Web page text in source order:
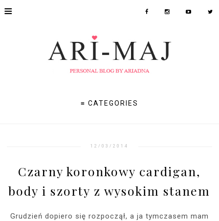
≡
≡ CATEGORIES
12/03/2014
Czarny koronkowy cardigan,
body i szorty z wysokim stanem
Grudzień dopiero się rozpoczął, a ja tymczasem mam